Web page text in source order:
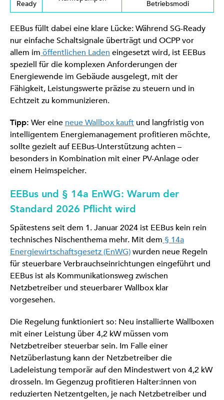
Ready Betriebsmodi
EEBus füllt dabei eine klare Lücke: Während SG-Ready
nur einfache Schaltsignale überträgt und OCPP vor
allem im öffentlichen Laden eingesetzt wird, ist EEBus
speziell für die komplexen Anforderungen der
Energiewende im Gebäude ausgelegt, mit der
Fähigkeit, Leistungswerte präzise zu steuern und in
Echtzeit zu kommunizieren.
Tipp: Wer eine neue Wallbox kauft und langfristig von
intelligentem Energiemanagement profitieren möchte,
sollte gezielt auf EEBus-Unterstützung achten –
besonders in Kombination mit einer PV-Anlage oder
einem Heimspeicher.
EEBus und § 14a EnWG: Warum der
Standard 2026 Pflicht wird
Spätestens seit dem 1. Januar 2024 ist EEBus kein rein
technisches Nischenthema mehr. Mit dem § 14a
Energiewirtschaftsgesetz (EnWG)wurden neue Regeln
für steuerbare Verbrauchseinrichtungen eingeführt und
EEBus ist als Kommunikationsweg zwischen
Netzbetreiber und steuerbarer Wallbox klar
vorgesehen.
Die Regelung funktioniert so: Neu installierte Wallboxen
mit einer Leistung über 4,2 kW müssen vom
Netzbetreiber steuerbar sein. Im Falle einer
Netzüberlastung kann der Netzbetreiber die
Ladeleistung temporär auf den Mindestwert von 4,2 kW
drosseln. Im Gegenzug profitieren Halter:innen von
reduzierten Netzentgelten, je nach Netzbetreiber und